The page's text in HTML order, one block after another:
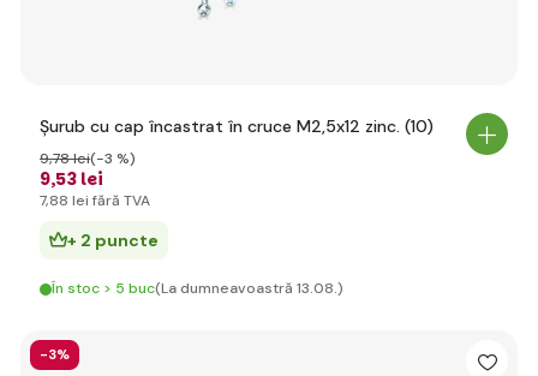
Șurub cu cap încastrat în cruce M2,5x12 zinc. (10)
9,53 lei
9,78 lei(-3 %)
7,88 lei fără TVA
+ 2 puncte
În stoc > 5 buc(La dumneavoastră 13.08.)
-3%